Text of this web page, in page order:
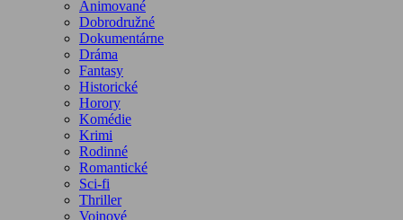
Animované
Dobrodružné
Dokumentárne
Dráma
Fantasy
Historické
Horory
Komédie
Krimi
Rodinné
Romantické
Sci-fi
Thriller
Vojnové